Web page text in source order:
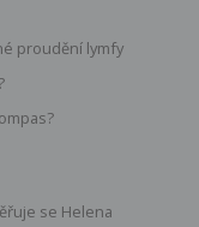
proudění lymfy
se Helena